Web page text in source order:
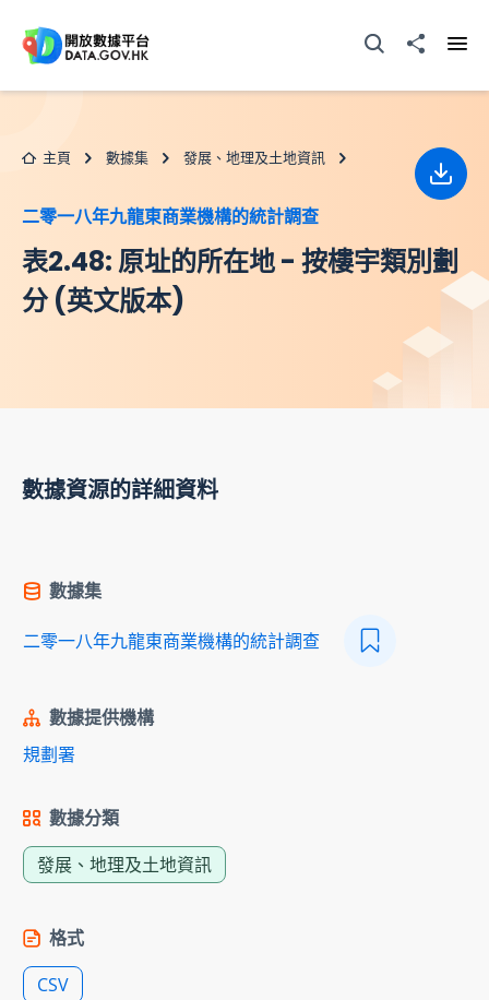
打開搜尋器分享至
主頁 數據集 發展、地理及土地資訊
二零一八年九龍東商業機構的統計調查
表2.48: 原址的所在地 - 按樓宇類別劃
分 (英文版本)
下載
數據資源的詳細資料
數據集
二零一八年九龍東商業機構的統計調查
數據提供機構
規劃署
數據分類
發展、地理及土地資訊
格式
CSV